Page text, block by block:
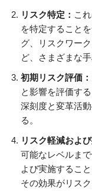
リスク特定： こ
を特定すること
グ、リスクワー
ど、さまざまな
初期リスク評価：
と影響を評価す
深刻度と変革活
る。
リスク軽減およ
可能なレベルま
よび実施するこ
その効果がリス